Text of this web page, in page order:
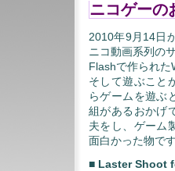
ニコゲーの
2010年9月14日
ニコ動画系列の
Flashで作られ
そして遊ぶこと
らゲームを遊ぶ
組があるおかげ
夫をし、ゲーム
面白かった物です
■ Laster Shoot